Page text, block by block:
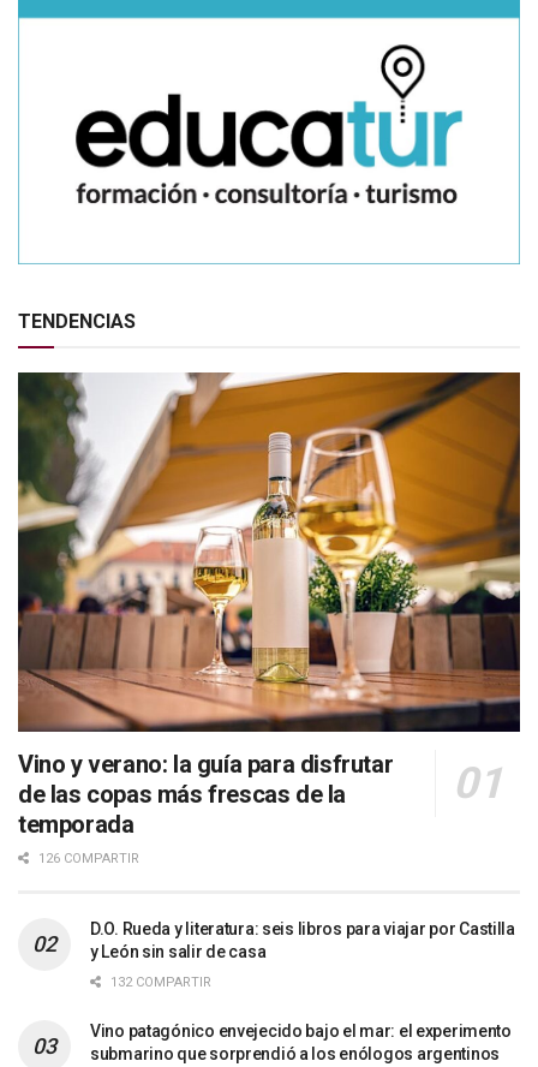
TENDENCIAS
Vino y verano: la guía para disfrutar
de las copas más frescas de la
temporada
126 COMPARTIR
D.O. Rueda y literatura: seis libros para viajar por Castilla
y León sin salir de casa
132 COMPARTIR
Vino patagónico envejecido bajo el mar: el experimento
submarino que sorprendió a los enólogos argentinos